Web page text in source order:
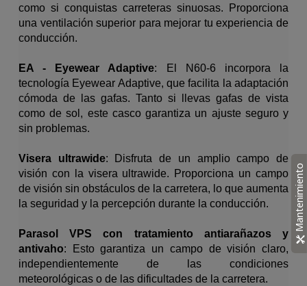
como si conquistas carreteras sinuosas. Proporciona
una ventilación superior para mejorar tu experiencia de
conducción.
EA - Eyewear Adaptive: El N60-6 incorpora la
tecnología Eyewear Adaptive, que facilita la adaptación
cómoda de las gafas. Tanto si llevas gafas de vista
como de sol, este casco garantiza un ajuste seguro y
sin problemas.
Visera ultrawide: Disfruta de un amplio campo de
visión con la visera ultrawide. Proporciona un campo
de visión sin obstáculos de la carretera, lo que aumenta
la seguridad y la percepción durante la conducción.
Parasol VPS con tratamiento antiarañazos y
antivaho: Esto garantiza un campo de visión claro,
independientemente de las condiciones
meteorológicas o de las dificultades de la carretera.
Mantenimiento